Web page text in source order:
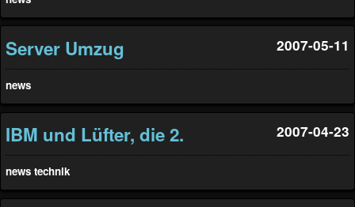
Server Umzug 2007-05-11
news
IBM und Lüfter, die 2. 2007-04-23
news technik